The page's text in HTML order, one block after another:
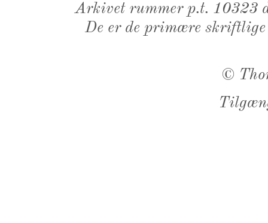
Arkivet rummer p.t. 10323
De er de primære
©